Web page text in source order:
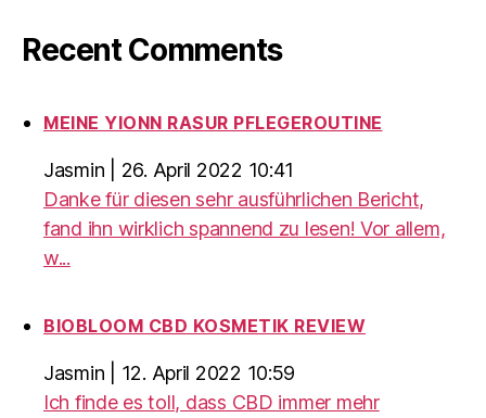
Recent Comments
MEINE YIONN RASUR PFLEGEROUTINE
Jasmin
26. April 2022 10:41
Danke für diesen sehr ausführlichen Bericht,
fand ihn wirklich spannend zu lesen! Vor allem,
w...
BIOBLOOM CBD KOSMETIK REVIEW
Jasmin
12. April 2022 10:59
Ich finde es toll, dass CBD immer mehr